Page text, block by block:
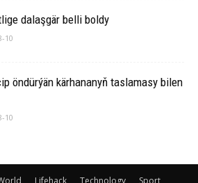
dalaşgär belli boldy
10
öndürýän kärhananyň taslamasy bilen
10